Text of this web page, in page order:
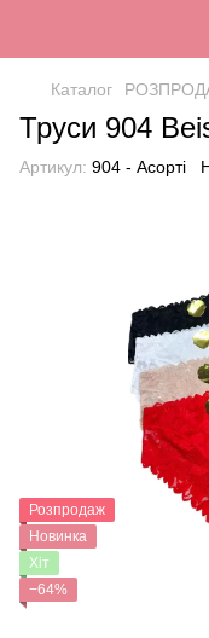
Каталог
Труси 904
Артикул: 904 - Асорті
Розпродаж
Новинка
Хіт
−64%